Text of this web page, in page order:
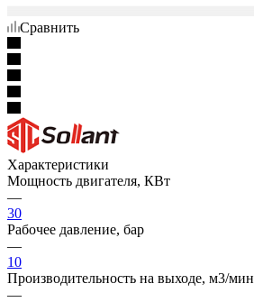
Сравнить
Характеристики
Мощность двигателя, КВт
—
30
Рабочее давление, бар
—
10
Производительность на выходе, м3/мин
—